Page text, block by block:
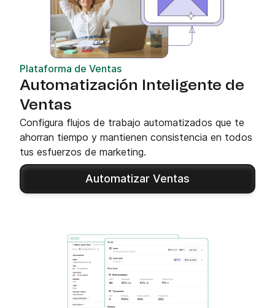
Plataforma de Ventas
Automatización Inteligente de
Ventas
Configura flujos de trabajo automatizados que te
ahorran tiempo y mantienen consistencia en todos
tus esfuerzos de marketing.
Automatizar Ventas